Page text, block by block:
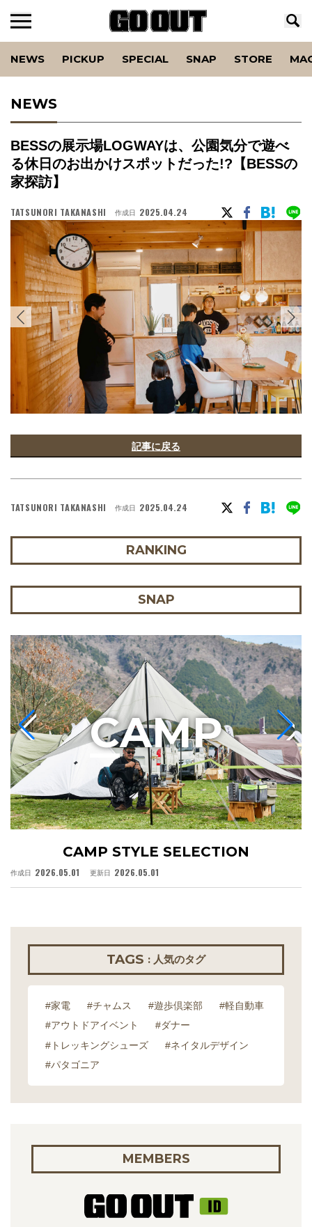
NEWS PICKUP SPECIAL SNAP STORE
NEWS
BESSの展示場LOGWAYは、公園気分で遊べ
る休日のお出かけスポットだった!?【BESSの
家探訪】
TATSUNORI TAKANASHI 作成日 2025.04.24
記事に戻る
TATSUNORI TAKANASHI 作成日 2025.04.24
RANKING
SNAP
CAMP STYLE SELECTION
作成日 2026.05.01 更新日 2026.05.01
CAMP
TAGS : 人気のタグ
#家電 #チャムス #遊歩倶楽部
#軽自動車
#アウトドアイベント
#ダナー
#トレッキングシューズ
#ネイタルデザイン
#パタゴニア
MEMBERS